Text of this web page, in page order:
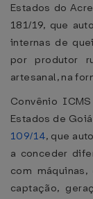
Estados do
181/19, que
internas de
por produtor
artesanal, na
Convênio
Estados de
109/14, que
a conceder
com
captação,